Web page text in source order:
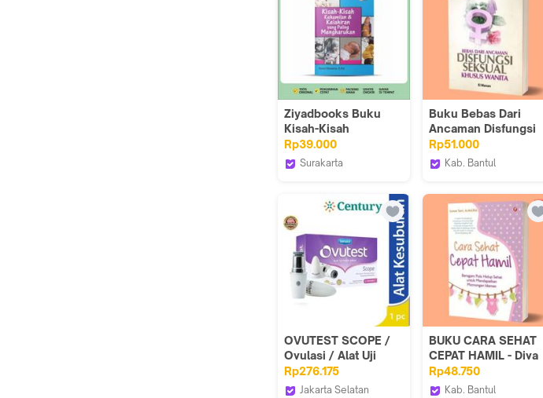
Ziyadbooks Buku
Kisah-Kisah
Kehamilan &
Kelahiran
ISBN 985623666559
159 Halaman
Inspirasi dan
Motivasi
Rp39.000
Surakarta
Buku Bebas Dari
Ancaman Disfungsi
seksual Khusus
Wanita
Rp51.000
Kab. Bantul
OVUTEST SCOPE /
Ovulasi / Alat Uji
Masa Subur / Promil
Rp276.175
Jakarta Selatan
BUKU CARA SEHAT
CEPAT HAMIL - Diva
Press
Rp48.750
Kab. Bantul